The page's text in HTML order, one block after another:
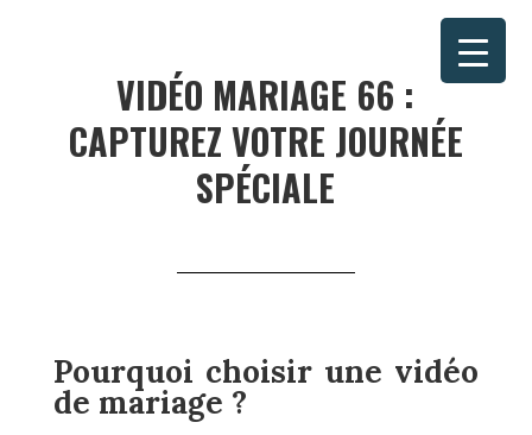
VIDÉO MARIAGE 66 :
CAPTUREZ VOTRE JOURNÉE
SPÉCIALE
Pourquoi choisir une vidéo
de mariage ?